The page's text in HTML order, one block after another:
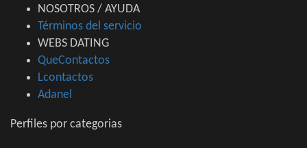
NOSOTROS / AYUDA
Términos del servicio
WEBS DATING
QueContactos
Lcontactos
Adanel
Perfiles por categorias